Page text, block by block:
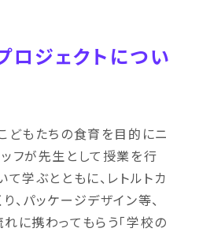
ロジェクトについ
どもたちの食育を目的にニ
フが先生として授業を行
て学ぶとともに、レトルトカ
、パッケージデザイン等、
に携わってもらう「学校の